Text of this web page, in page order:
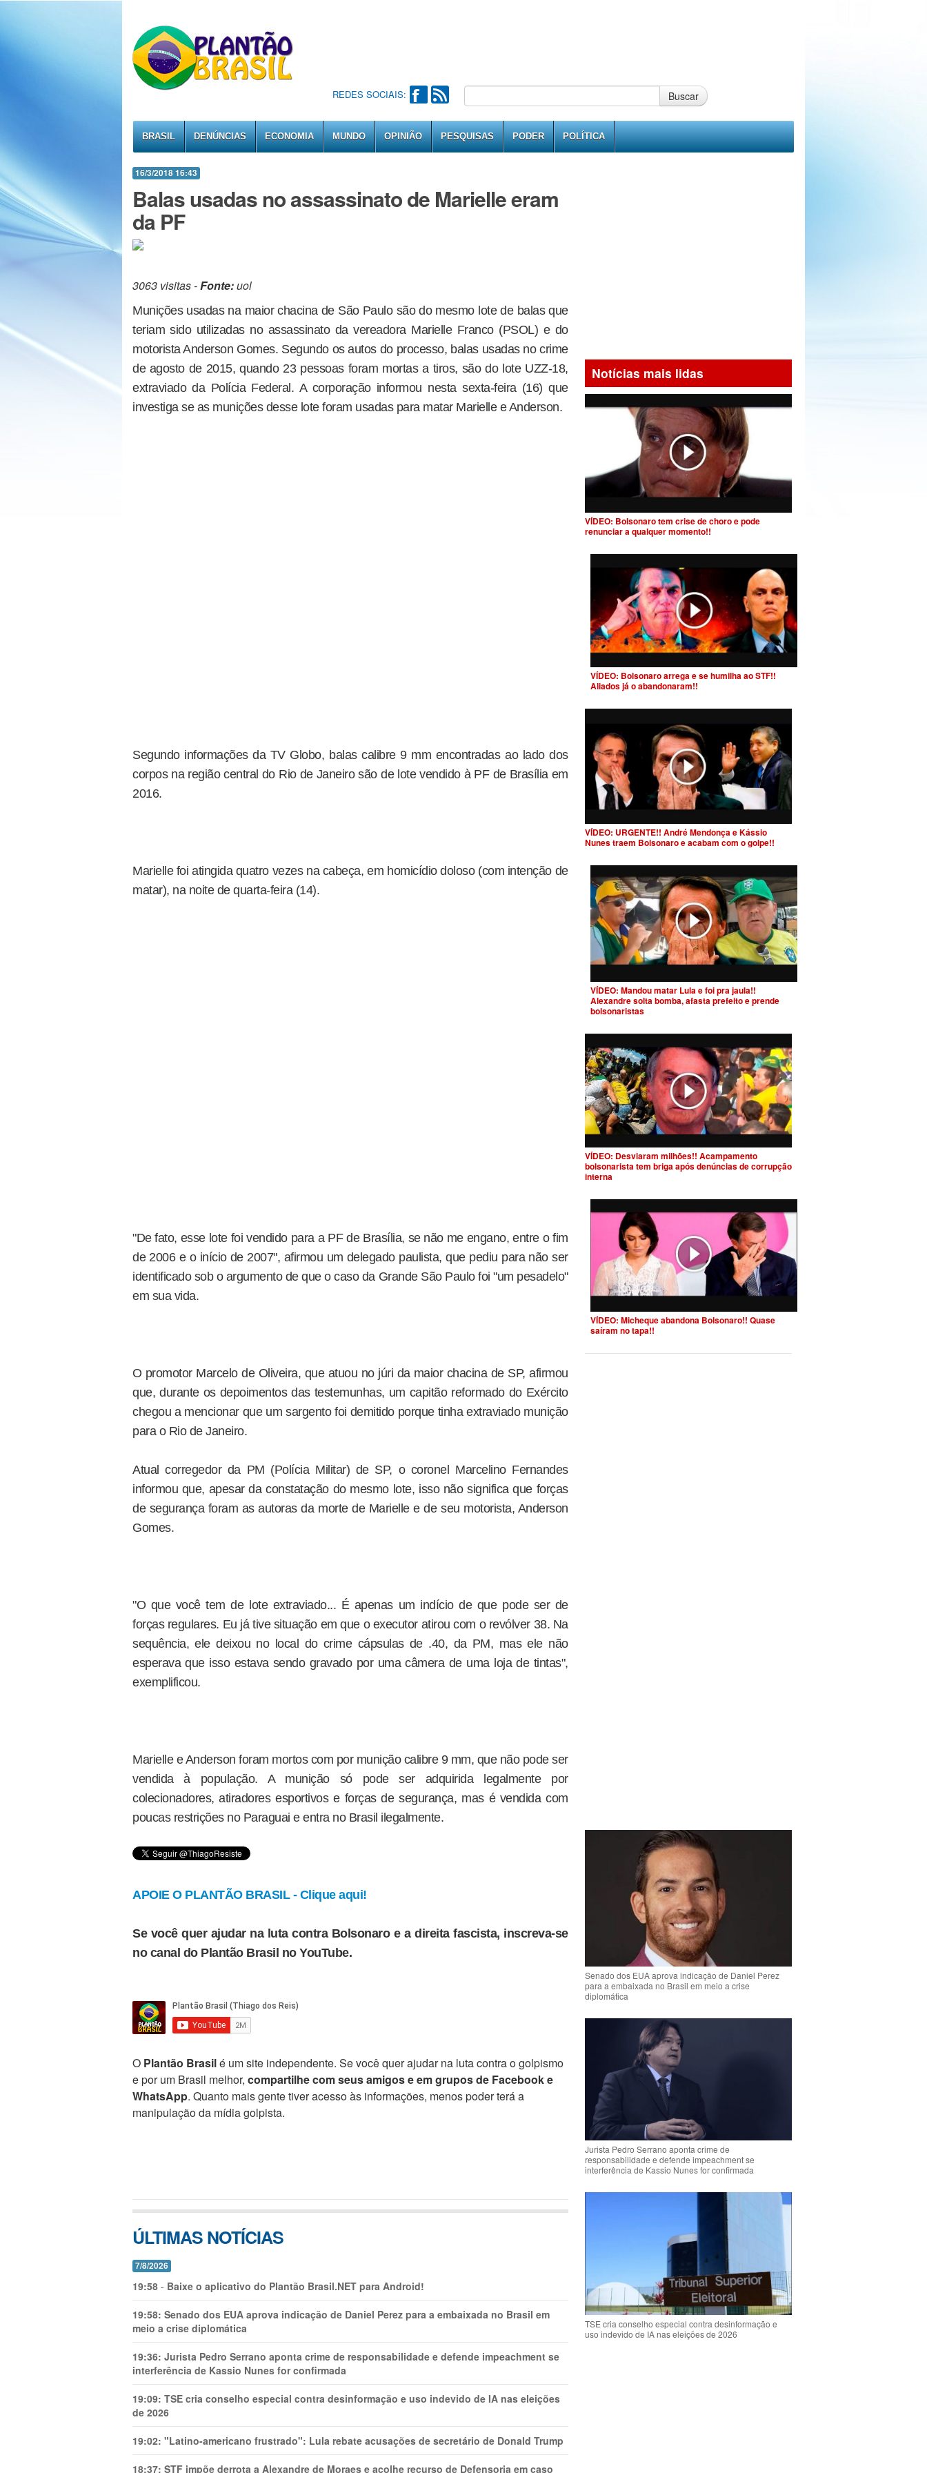
REDES SOCIAIS: Buscar
BRASIL DENÚNCIAS ECONOMIA MUNDO OPINIÃO PESQUISAS PODER POLÍTICA
16/3/2018 16:43
Balas usadas no assassinato de Marielle eram
da PF
3063 visitas -Fonte:uol
Munições usadas na maior chacina de São Paulo são do mesmo lote de balas que
teriam sido utilizadas no assassinato da vereadora Marielle Franco (PSOL) e do
motorista Anderson Gomes. Segundo os autos do processo, balas usadas no crime
de agosto de 2015, quando 23 pessoas foram mortas a tiros, são do lote UZZ-18,
extraviado da Polícia Federal. A corporação informou nesta sexta-feira (16) que
investiga se as munições desse lote foram usadas para matar Marielle e Anderson.
Segundo informações da TV Globo, balas calibre 9 mm encontradas ao lado dos
corpos na região central do Rio de Janeiro são de lote vendido à PF de Brasília em
2016.
Marielle foi atingida quatro vezes na cabeça, em homicídio doloso (com intenção de
matar), na noite de quarta-feira (14).
"De fato, esse lote foi vendido para a PF de Brasília, se não me engano, entre o fim
de 2006 e o início de 2007", afirmou um delegado paulista, que pediu para não ser
identificado sob o argumento de que o caso da Grande São Paulo foi "um pesadelo"
em sua vida.
O promotor Marcelo de Oliveira, que atuou no júri da maior chacina de SP, afirmou
que, durante os depoimentos das testemunhas, um capitão reformado do Exército
chegou a mencionar que um sargento foi demitido porque tinha extraviado munição
para o Rio de Janeiro.
Atual corregedor da PM (Polícia Militar) de SP, o coronel Marcelino Fernandes
informou que, apesar da constatação do mesmo lote, isso não significa que forças
de segurança foram as autoras da morte de Marielle e de seu motorista, Anderson
Gomes.
"O que você tem de lote extraviado... É apenas um indício de que pode ser de
forças regulares. Eu já tive situação em que o executor atirou com o revólver 38. Na
sequência, ele deixou no local do crime cápsulas de .40, da PM, mas ele não
esperava que isso estava sendo gravado por uma câmera de uma loja de tintas",
exemplificou.
Marielle e Anderson foram mortos com por munição calibre 9 mm, que não pode ser
vendida à população. A munição só pode ser adquirida legalmente por
colecionadores, atiradores esportivos e forças de segurança, mas é vendida com
poucas restrições no Paraguai e entra no Brasil ilegalmente.
APOIE O PLANTÃO BRASIL - Clique aqui!
Se você quer ajudar na luta contra Bolsonaro e a direita fascista, inscreva-se
no canal do Plantão Brasil no YouTube.
O Plantão Brasilé um site independente. Se você quer ajudar na luta contra o golpismo
e por um Brasil melhor, compartilhe com seus amigos e em grupos de Facebook e
WhatsApp. Quanto mais gente tiver acesso às informações, menos poder terá a
manipulação da mídia golpista.
ÚLTIMAS NOTÍCIAS
7/8/2026
19:58 - Baixe o aplicativo do Plantão Brasil.NET para Android!
19:58: Senado dos EUA aprova indicação de Daniel Perez para a embaixada no Brasil em
meio a crise diplomática
19:36: Jurista Pedro Serrano aponta crime de responsabilidade e defende impeachment se
interferência de Kassio Nunes for confirmada
19:09: TSE cria conselho especial contra desinformação e uso indevido de IA nas eleições
de 2026
19:02: "Latino-americano frustrado": Lula rebate acusações de secretário de Donald Trump
18:37: STF impõe derrota a Alexandre de Moraes e acolhe recurso de Defensoria em caso
Notícias mais lidas
VÍDEO: Bolsonaro tem crise de choro e pode
renunciar a qualquer momento!!
VÍDEO: Bolsonaro arrega e se humilha ao STF!!
Aliados já o abandonaram!!
VÍDEO: URGENTE!! André Mendonça e Kássio
Nunes traem Bolsonaro e acabam com o golpe!!
VÍDEO: Mandou matar Lula e foi pra jaula!!
Alexandre solta bomba, afasta prefeito e prende
bolsonaristas
VÍDEO: Desviaram milhões!! Acampamento
bolsonarista tem briga após denúncias de corrupção
interna
VÍDEO: Micheque abandona Bolsonaro!! Quase
saíram no tapa!!
Senado dos EUA aprova indicação de Daniel Perez
para a embaixada no Brasil em meio a crise
diplomática
Jurista Pedro Serrano aponta crime de
responsabilidade e defende impeachment se
interferência de Kassio Nunes for confirmada
TSE cria conselho especial contra desinformação e
uso indevido de IA nas eleições de 2026